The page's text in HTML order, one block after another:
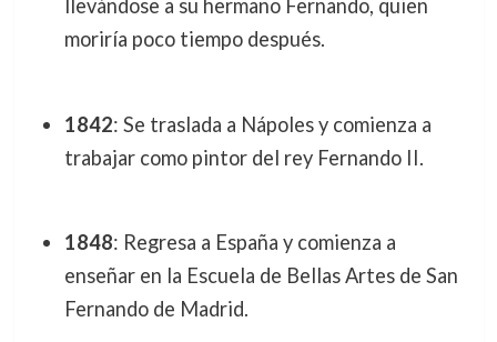
llevándose a su hermano Fernando, quien
moriría poco tiempo después.
1842: Se traslada a Nápoles y comienza a
trabajar como pintor del rey Fernando II.
1848: Regresa a España y comienza a
enseñar en la Escuela de Bellas Artes de San
Fernando de Madrid.